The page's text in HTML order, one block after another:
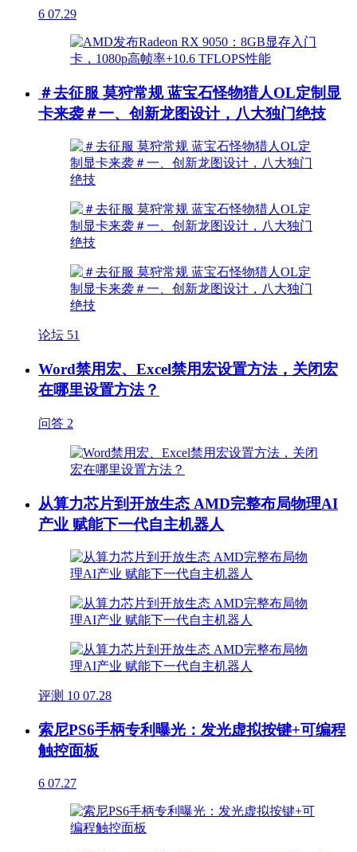
6 07.29
＃去征服 莫狩常规 蓝宝石怪物猎人OL定制显
卡来袭＃一、创新龙图设计，八大独门绝技
论坛 51
Word禁用宏、Excel禁用宏设置方法，关闭宏
在哪里设置方法？
问答 2
从算力芯片到开放生态 AMD完整布局物理AI
产业 赋能下一代自主机器人
评测 10 07.28
索尼PS6手柄专利曝光：发光虚拟按键+可编程
触控面板
6 07.27